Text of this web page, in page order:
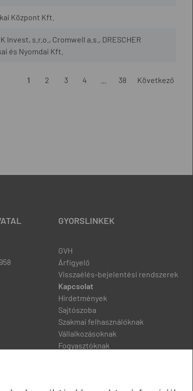
Központ Kft.
Invest, s.r.o., Cromwell a.s., DRESCHER
és Nyomdai Kft.
1 2 3 4 38 Következő
GYORSLINKEK
GVH
Árfigyelő
Visszaélés-bejelentési rendszerek
Kapcsolat
Hirdetmények
Sajtószoba
Szakmai felhasználóknak
Vállalkozásoknak
Fogyasztóknak